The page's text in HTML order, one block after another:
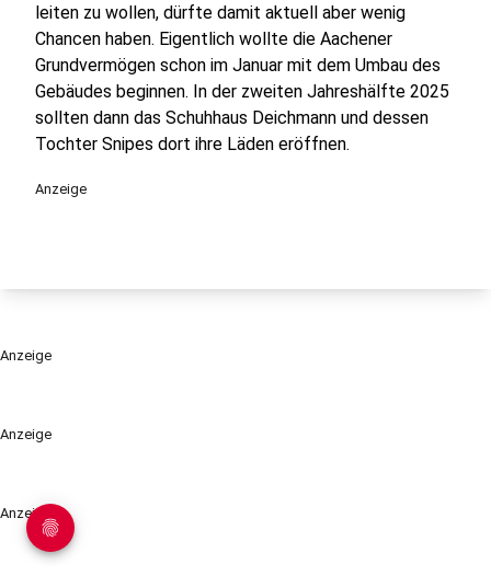
Anzeige
Anzeige
leiten zu wollen, dürfte damit aktuell aber wenig
Chancen haben. Eigentlich wollte die Aachener
Grundvermögen schon im Januar mit dem Umbau des
Gebäudes beginnen. In der zweiten Jahreshälfte 2025
sollten dann das Schuhhaus Deichmann und dessen
Tochter Snipes dort ihre Läden eröffnen.
Anzeige
Anzeige